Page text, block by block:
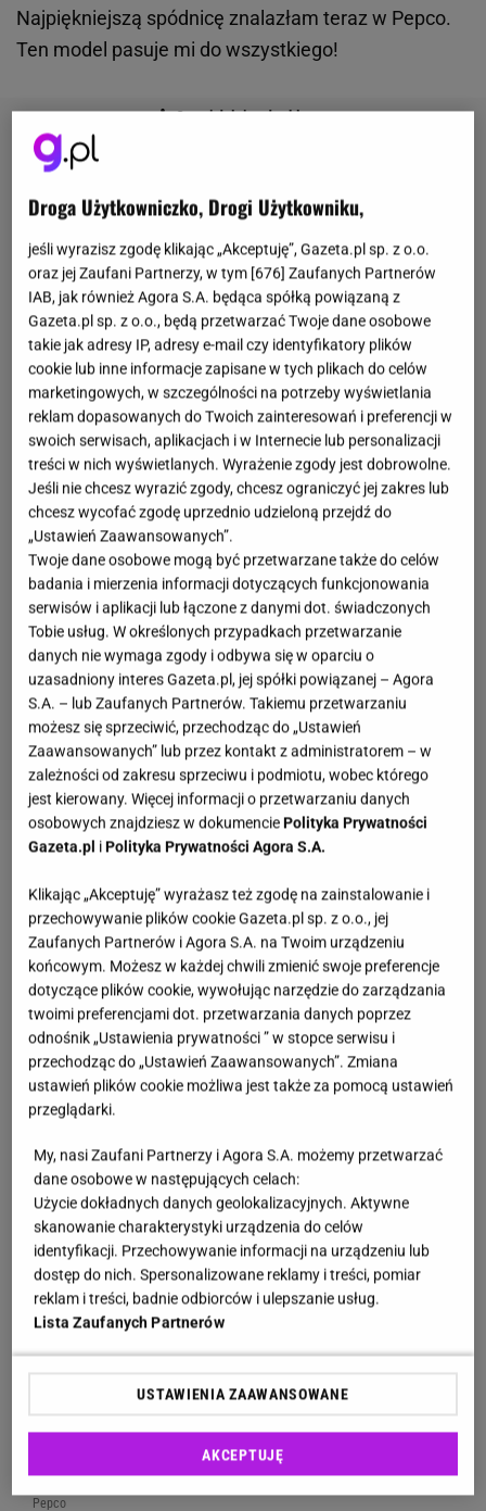
Najpiękniejszą spódnicę znalazłam teraz w Pepco.
Ten model pasuje mi do wszystkiego!
Jeśli jesteś fanką spódnic, to koniecznie musisz
zobaczyć, co znalazłyśmy w Pepco. Ta spódnica to
prawdziwe cudo. Zachwyca nie tylko swoim
prostym, wyszczuplającym krojem, ale także
eleganckimi wzorami, które sprawdzą się zarówno
na co dzień, jak i na specjalne okazje. Została uszyta
z oddychającej wiskozy, która jest bardzo przyjemna
w dotyku i idealna na co dzień.
Pepco
Droga Użytkowniczko, Drogi Użytkowniku,
jeśli wyrazisz zgodę klikając „Akceptuję”, Gazeta.pl sp. z o.o.
oraz jej Zaufani Partnerzy, w tym [676] Zaufanych Partnerów
IAB, jak również Agora S.A. będąca spółką powiązaną z
Gazeta.pl sp. z o.o., będą przetwarzać Twoje dane osobowe
takie jak adresy IP, adresy e-mail czy identyfikatory plików
cookie lub inne informacje zapisane w tych plikach do celów
marketingowych, w szczególności na potrzeby wyświetlania
reklam dopasowanych do Twoich zainteresowań i preferencji w
swoich serwisach, aplikacjach i w Internecie lub personalizacji
treści w nich wyświetlanych. Wyrażenie zgody jest dobrowolne.
Jeśli nie chcesz wyrazić zgody, chcesz ograniczyć jej zakres lub
chcesz wycofać zgodę uprzednio udzieloną przejdź do
„Ustawień Zaawansowanych”.
Twoje dane osobowe mogą być przetwarzane także do celów
badania i mierzenia informacji dotyczących funkcjonowania
serwisów i aplikacji lub łączone z danymi dot. świadczonych
Tobie usług. W określonych przypadkach przetwarzanie
danych nie wymaga zgody i odbywa się w oparciu o
uzasadniony interes Gazeta.pl, jej spółki powiązanej – Agora
S.A. – lub Zaufanych Partnerów. Takiemu przetwarzaniu
możesz się sprzeciwić, przechodząc do „Ustawień
Zaawansowanych” lub przez kontakt z administratorem – w
zależności od zakresu sprzeciwu i podmiotu, wobec którego
jest kierowany. Więcej informacji o przetwarzaniu danych
osobowych znajdziesz w dokumenciePolityka Prywatności
Gazeta.pl iPolityka Prywatności Agora S.A.
Klikając „Akceptuję” wyrażasz też zgodę na zainstalowanie i
przechowywanie plików cookie Gazeta.pl sp. z o.o., jej
Zaufanych Partnerów i Agora S.A. na Twoim urządzeniu
końcowym. Możesz w każdej chwili zmienić swoje preferencje
dotyczące plików cookie, wywołując narzędzie do zarządzania
twoimi preferencjami dot. przetwarzania danych poprzez
odnośnik „Ustawienia prywatności ” w stopce serwisu i
przechodząc do „Ustawień Zaawansowanych”. Zmiana
ustawień plików cookie możliwa jest także za pomocą ustawień
przeglądarki.
My, nasi Zaufani Partnerzy i Agora S.A. możemy przetwarzać
dane osobowe w następujących celach:
Użycie dokładnych danych geolokalizacyjnych. Aktywne
skanowanie charakterystyki urządzenia do celów
identyfikacji. Przechowywanie informacji na urządzeniu lub
dostęp do nich. Spersonalizowane reklamy i treści, pomiar
reklam i treści, badnie odbiorców i ulepszanie usług.
Lista Zaufanych Partnerów
USTAWIENIA ZAAWANSOWANE
AKCEPTUJĘ